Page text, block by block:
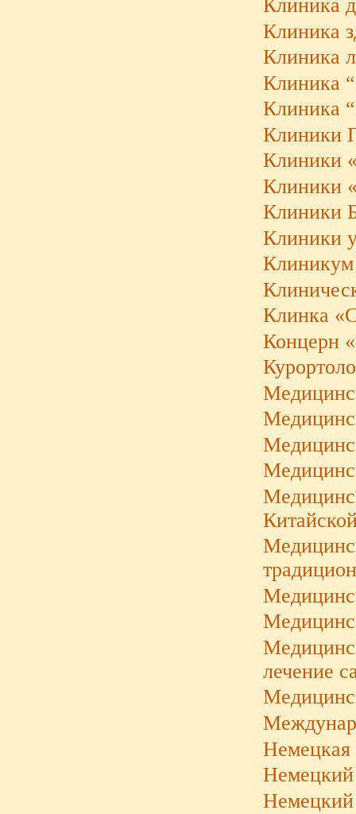
Клиника
Клиника
Клиника
Клиника
Клиника
Клиники
Клиники
Клиники
Клиники
Клиники
Клинка
Концерн
лечение
Немецкая
Немецкий
Немецкий